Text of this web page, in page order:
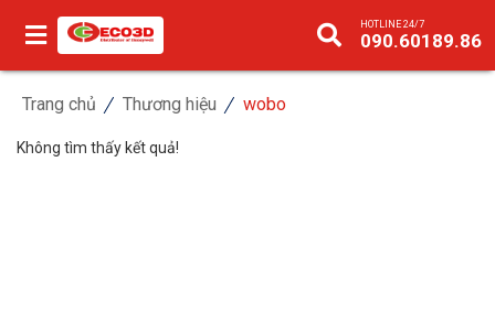
HOTLINE 24/7
090.60189.86
Trang chủ Thương hiệu wobo
Không tìm thấy kết quả!